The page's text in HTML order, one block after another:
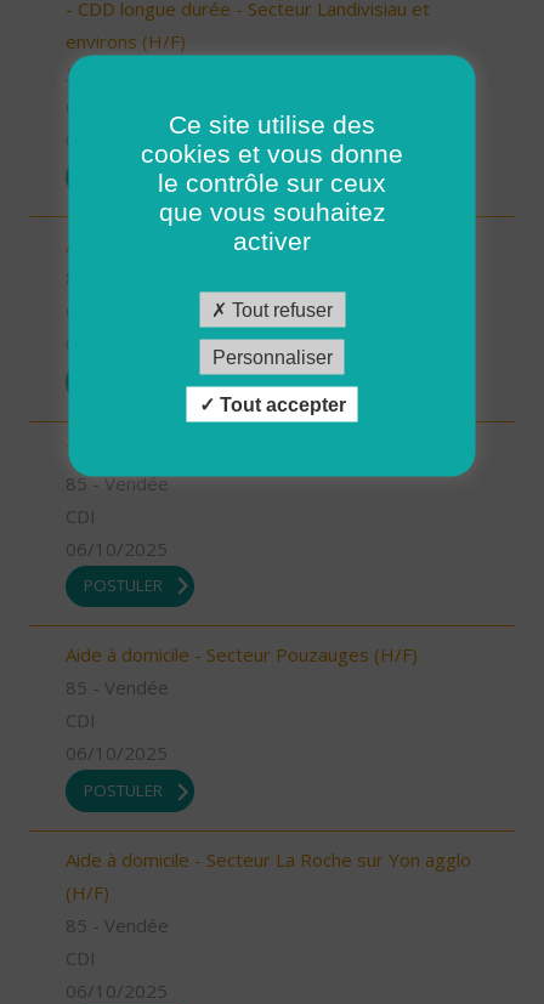
- CDD longue durée - Secteur Landivisiau et
environs (H/F)
29 - Finistère
POSTULER
Aide-soignant à domicile - Chantonnay (H/F)
Technicien d'intervention social et familiale (H/F)
85 - Vendée
CDI
06/10/2025
POSTULER
Aide à domicile - Secteur Pouzauges (H/F)
85 - Vendée
CDI
06/10/2025
POSTULER
Aide à domicile - Secteur La Roche sur Yon agglo
(H/F)
85 - Vendée
CDI
06/10/2025
Ce site utilise des
cookies et vous donne
le contrôle sur ceux
que vous souhaitez
activer
Tout refuser
Personnaliser
Tout accepter